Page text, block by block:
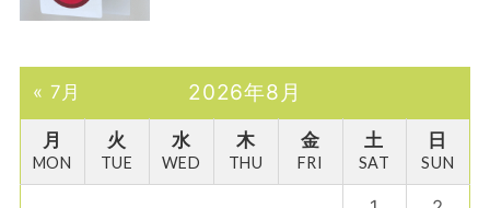
« 7月 2026年8月
月
MON
火
TUE
水
WED
木
THU
金
FRI
土
SAT
日
SUN